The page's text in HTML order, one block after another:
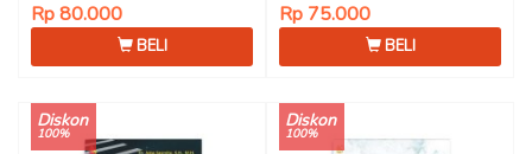
Rp 80.000
BELI
Rp 75.000
BELI
Diskon
100%
Diskon
100%